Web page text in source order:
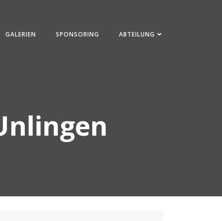
GALERIEN SPONSORING ABTEILUNG